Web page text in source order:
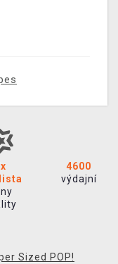
4600
výdajní
Sized POP!